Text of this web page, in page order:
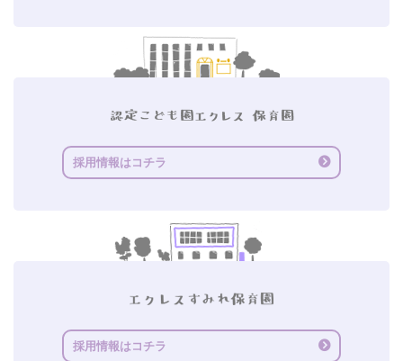
採用情報はコチラ
採用情報はコチラ